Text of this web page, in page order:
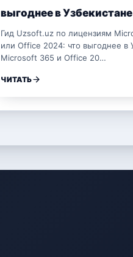
выгоднее в Узбекистане
Гид Uzsoft.uz по лицензиям
или Office 2024: что выгоднее в
Microsoft 365 и Office 20…
ЧИТАТЬ